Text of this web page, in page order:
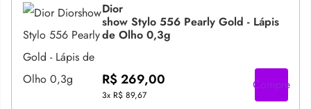
Dior
show Stylo 556 Pearly Gold - Lápis
de Olho 0,3g
R$ 269,00
3x R$ 89,67
Compre